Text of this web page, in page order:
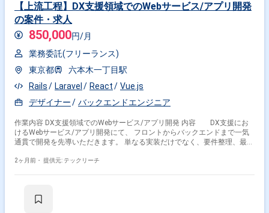
【上流工程】DX支援領域でのWebサービス/アプリ開発
の案件・求人
850,000円/月
業務委託(フリーランス)
東京都
六本木一丁目駅
Rails
Laravel React
Vue.js
デザイナー
バックエンドエンジニア
作業内容 DX支援領域でのWebサービス/アプリ開発 内容 DX支援にお
けるWebサービス/アプリ開発にて、 フロントからバックエンドまで一気
通貫で開発を先導いただきます。 単なる実装だけでなく、要件整理、最適
ど、技術リードと プロセスの整備・品質向上をドライブしていただく重要
続いている方はお見送りとなります。（但し、企業都合退場は対象外）
2ヶ月前・ 提供元: テックリーチ